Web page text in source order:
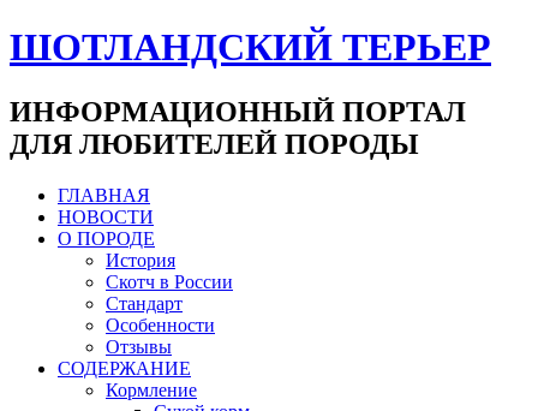
ШОТЛАНДСКИЙ ТЕРЬЕР
ИНФОРМАЦИОННЫЙ ПОРТАЛ
ДЛЯ ЛЮБИТЕЛЕЙ ПОРОДЫ
ГЛАВНАЯ
НОВОСТИ
О ПОРОДЕ
История
Скотч в России
Стандарт
Особенности
Отзывы
СОДЕРЖАНИЕ
Кормление